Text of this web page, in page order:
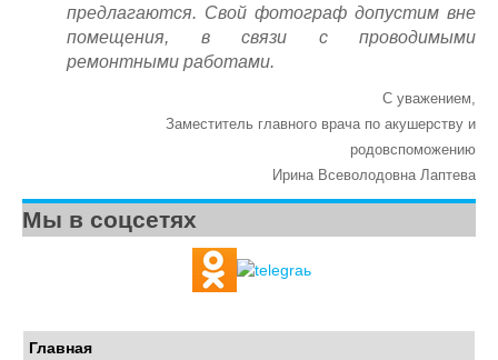
Платные услуги
Терапевтические отделения
Терапия
Хирургические отделения
предлагаются. Свой фотограф допустим вне
помещения, в связи с проводимыми
ремонтными работами.
С уважением,
Заместитель главного врача по акушерству и
родовспоможению
Ирина Всеволодовна Лаптева
Мы в соцсетях
Главная